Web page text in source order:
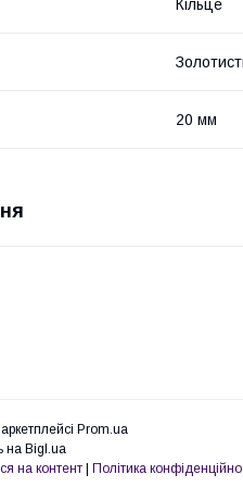
Кільце
20 мм
Prom.ua
на Bigl.ua
на контент Політика